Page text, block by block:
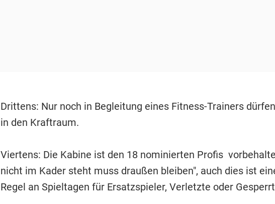
Drittens: Nur noch in Begleitung eines Fitness-Trainers
in den Kraftraum.
Viertens: Die Kabine ist den 18 nominierten Profis
nicht im Kader steht muss draußen bleiben", auch dies ist
Regel an Spieltagen für Ersatzspieler, Verletzte oder